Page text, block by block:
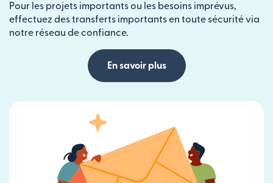
Pour les projets importants ou les besoins imprévus,
effectuez des transferts importants en toute sécurité via
notre réseau de confiance.
En savoir plus